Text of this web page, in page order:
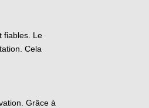
fiables. Le
Cela
Grâce à